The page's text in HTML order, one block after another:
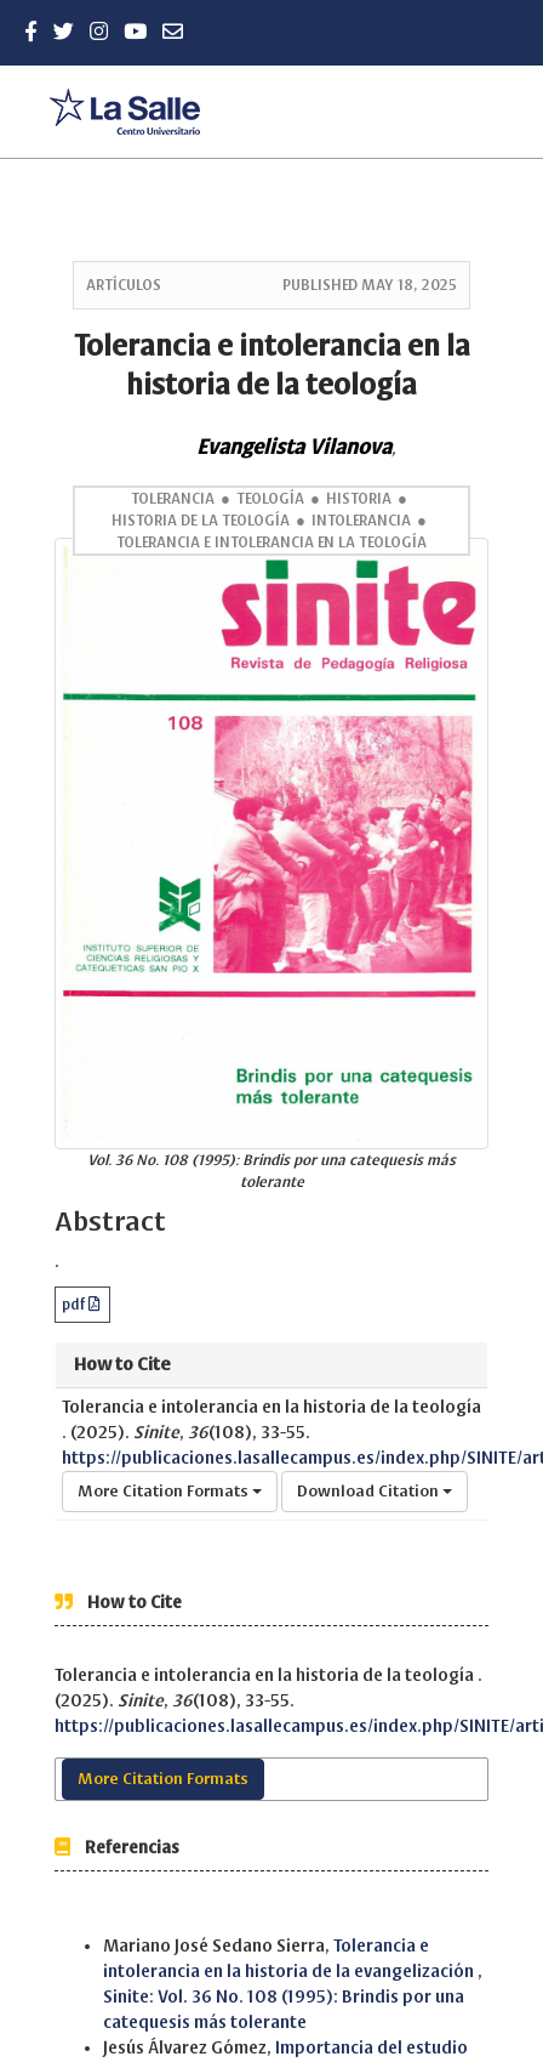
Sidebar
ARTÍCULOS PUBLISHED MAY 18, 2025
Tolerancia e intolerancia en la
historia de la teología
Evangelista Vilanova,
TOLERANCIA TEOLOGÍA
HISTORIA
HISTORIA DE LA TEOLOGÍA
INTOLERANCIA
TOLERANCIA E INTOLERANCIA EN LA TEOLOGÍA
Vol. 36 No. 108 (1995): Brindis por una catequesis más
tolerante
Abstract
.
pdf
How to Cite
Tolerancia e intolerancia en la historia de la teología
. (2025). Sinite, 36(108), 33-55.
https://publicaciones.lasallecampus.es/index.php/SINITE/
More Citation Formats Download Citation
How to Cite
Tolerancia e intolerancia en la historia de la teología .
(2025). Sinite, 36(108), 33-55.
https://publicaciones.lasallecampus.es/index.php/SINITE/
More Citation Formats
Referencias
Mariano José Sedano Sierra, Tolerancia e
intolerancia en la historia de la evangelización ,
Sinite: Vol. 36 No. 108 (1995): Brindis por una
catequesis más tolerante
Jesús Álvarez Gómez, Importancia del estudio